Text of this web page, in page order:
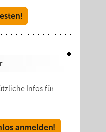
Infos für
anmelden!